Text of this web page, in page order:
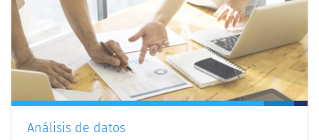
Análisis de datos